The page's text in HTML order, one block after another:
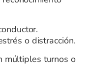
o distracción.
múltiples turnos o